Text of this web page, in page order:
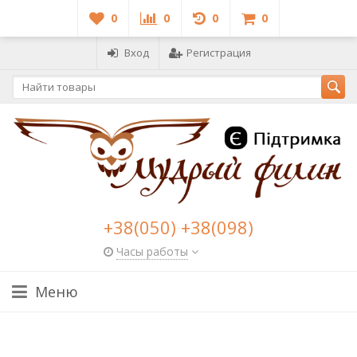
0 0 0 0
Вход Регистрация
+38(050) +38(098)
Часы работы
Меню